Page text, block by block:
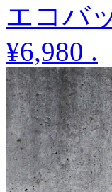
エコバ
¥6,980 .